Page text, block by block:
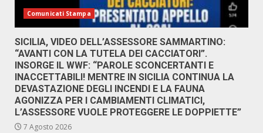
Comunicati Stampa
SICILIA, VIDEO DELL’ASSESSORE SAMMARTINO:
“AVANTI CON LA TUTELA DEI CACCIATORI”.
INSORGE IL WWF: “PAROLE SCONCERTANTI E
INACCETTABILI! MENTRE IN SICILIA CONTINUA LA
DEVASTAZIONE DEGLI INCENDI E LA FAUNA
AGONIZZA PER I CAMBIAMENTI CLIMATICI,
L’ASSESSORE VUOLE PROTEGGERE LE DOPPIETTE”
7 Agosto 2026